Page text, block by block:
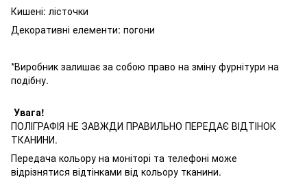
Кишені: лісточки
Декоративні елементи: погони
*Виробник залишає за собою право на зміну фурнітури на
подібну.
Увага!
ПОЛІГРАФІЯ НЕ ЗАВЖДИ ПРАВИЛЬНО ПЕРЕДАЄ ВІДТІНОК
ТКАНИНИ.
Передача кольору на моніторі та телефоні може
відрізнятися відтінками від кольору тканини.